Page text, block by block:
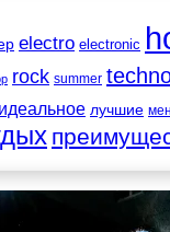
electro electronic
rock summer
идеальное лучшие